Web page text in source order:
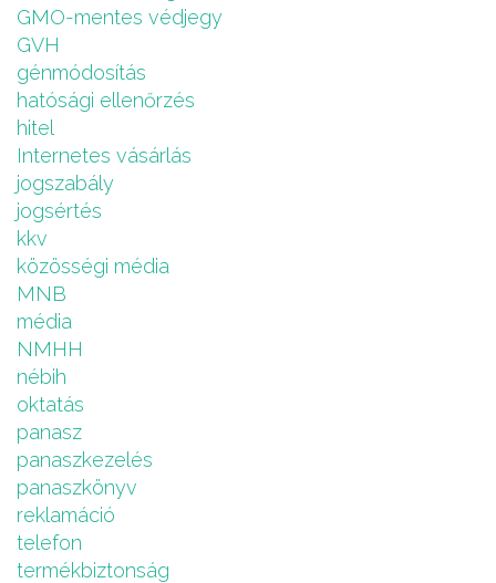
GMO-mentes védjegy
GVH
génmódosítás
hatósági ellenőrzés
hitel
Internetes vásárlás
jogszabály
jogsértés
kkv
közösségi média
MNB
média
NMHH
nébih
oktatás
panasz
panaszkezelés
panaszkönyv
reklamáció
telefon
termékbiztonság